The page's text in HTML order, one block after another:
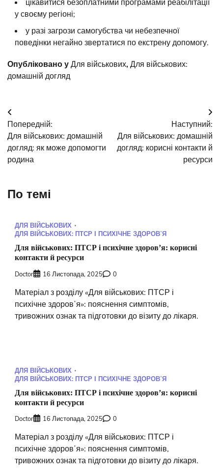
цікавитися безоплатними програмами реабілітації
у своєму регіоні;
у разі загрози самогубства чи небезпечної
поведінки негайно звертатися по екстрену допомогу.
Опубліковано у Для військових, Для військових:
домашній догляд
Навігація
записів
Попередній:
Для військових: домашній
догляд: як може допомогти
родина
Наступний:
Для військових: домашній
догляд: корисні контакти й
ресурси
По темі
ДЛЯ ВІЙСЬКОВИХ
ДЛЯ ВІЙСЬКОВИХ: ПТСР І ПСИХІЧНЕ ЗДОРОВʼЯ
Для військових: ПТСР і психічне здоровʼя: корисні
контакти й ресурси
Doctor 16 Листопада, 2025 0
Матеріал з розділу «Для військових: ПТСР і
психічне здоровʼя»: пояснення симптомів,
тривожних ознак та підготовки до візиту до лікаря.
ДЛЯ ВІЙСЬКОВИХ
ДЛЯ ВІЙСЬКОВИХ: ПТСР І ПСИХІЧНЕ ЗДОРОВʼЯ
Для військових: ПТСР і психічне здоровʼя: корисні
контакти й ресурси
Doctor 16 Листопада, 2025 0
Матеріал з розділу «Для військових: ПТСР і
психічне здоровʼя»: пояснення симптомів,
тривожних ознак та підготовки до візиту до лікаря.